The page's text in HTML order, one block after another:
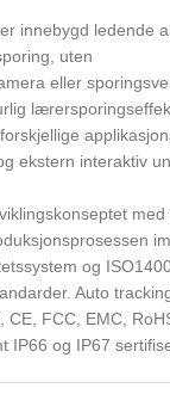
innebygd ledende
uten
eller
ekstern interaktiv
og
Auto
FCC, EMC,
IP66 og IP67